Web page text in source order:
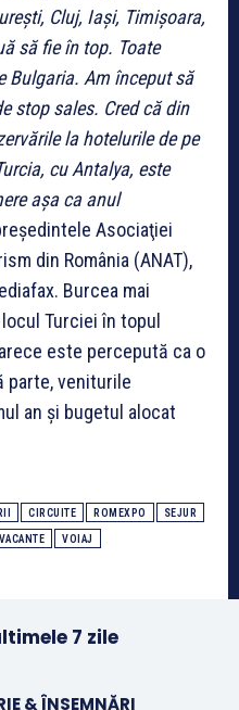
Cluj, Iaşi, Timişoara,
să fie în top. Toate
Bulgaria. Am început să
stop sales. Cred că din
la hotelurile de pe
cu Antalya, este
aşa ca anul
Asociaţiei
din România (ANAT),
Burcea mai
Turciei în topul
este percepută ca o
parte, veniturile
an şi bugetul alocat
CIRCUITE ROMEXPO SEJUR
VACANTE VOIAJ
7 zile
& ÎNSEMNĂRI